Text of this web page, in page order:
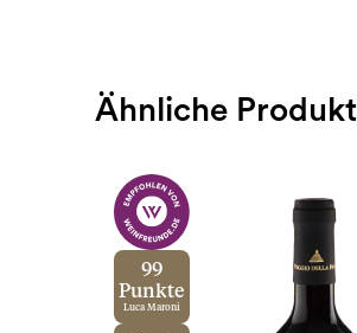
Ähnliche
99
Punkte
Luca Maroni